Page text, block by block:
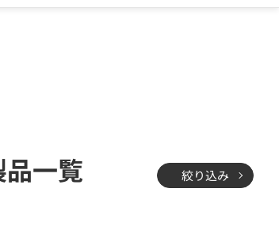
一覧 絞り込み